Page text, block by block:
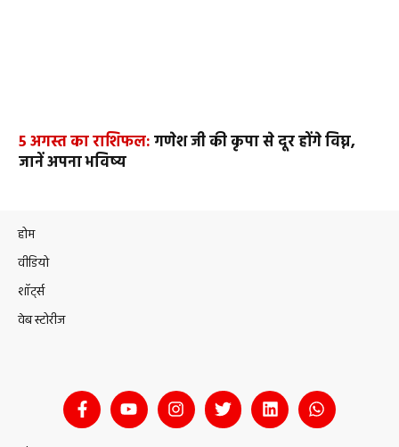
5 अगस्त का राशिफल:गणेश जी की कृपा से दूर होंगे विघ्न,
जानें अपना भविष्य
होम
वीडियो
शॉर्ट्स
वेब स्टोरीज